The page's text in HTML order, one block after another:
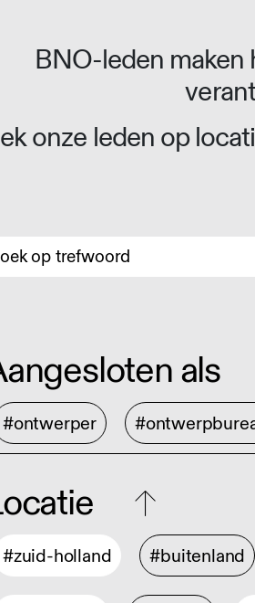
BNO-leden maken
onze leden op
als
#ontwerper
#zuid-holland #buitenland